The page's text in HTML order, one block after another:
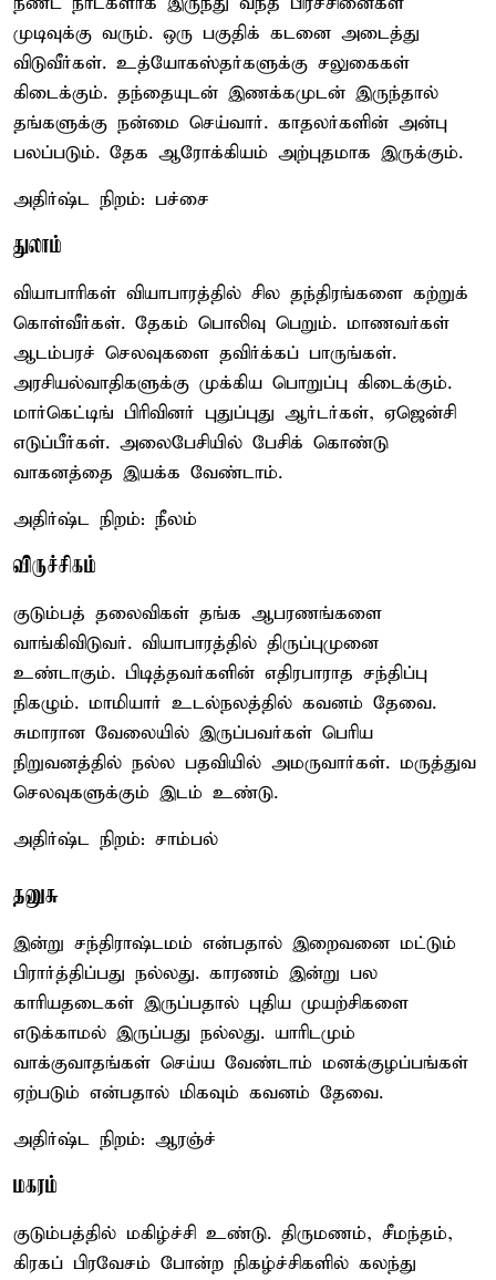
முடிவுக்கு வரும். ஒரு பகுதிக் கடனை அடைத்து
விடுவீர்கள். உத்யோகஸ்தர்களுக்கு சலுகைகள்
கிடைக்கும். தந்தையுடன் இணக்கமுடன் இருந்தால்
தங்களுக்கு நன்மை செய்வார். காதலர்களின் அன்பு
பலப்படும். தேக ஆரோக்கியம் அற்புதமாக இருக்கும்.
அதிர்ஷ்ட நிறம்: பச்சை
துலாம்
வியாபாரிகள் வியாபாரத்தில் சில தந்திரங்களை கற்றுக்
கொள்வீர்கள். தேகம் பொலிவு பெறும். மாணவர்கள்
ஆடம்பரச் செலவுகளை தவிர்க்கப் பாருங்கள்.
அரசியல்வாதிகளுக்கு முக்கிய பொறுப்பு கிடைக்கும்.
மார்கெட்டிங் பிரிவினர் புதுப்புது ஆர்டர்கள், ஏஜென்சி
எடுப்பீர்கள். அலைபேசியில் பேசிக் கொண்டு
வாகனத்தை இயக்க வேண்டாம்.
அதிர்ஷ்ட நிறம்: நீலம்
விருச்சிகம்
குடும்பத் தலைவிகள் தங்க ஆபரணங்களை
வாங்கிவிடுவர். வியாபாரத்தில் திருப்புமுனை
உண்டாகும். பிடித்தவர்களின் எதிரபாராத சந்திப்பு
நிகழும். மாமியார் உடல்நலத்தில் கவனம் தேவை.
சுமாரான வேலையில் இருப்பவர்கள் பெரிய
நிறுவனத்தில் நல்ல பதவியில் அமருவார்கள். மருத்துவ
செலவுகளுக்கும் இடம் உண்டு.
அதிர்ஷ்ட நிறம்: சாம்பல்
தனுசு
இன்று சந்திராஷ்டமம் என்பதால் இறைவனை மட்டும்
பிரார்த்திப்பது நல்லது. காரணம் இன்று பல
காரியதடைகள் இருப்பதால் புதிய முயற்சிகளை
எடுக்காமல் இருப்பது நல்லது. யாரிடமும்
வாக்குவாதங்கள் செய்ய வேண்டாம் மனக்குழப்பங்கள்
ஏற்படும் என்பதால் மிகவும் கவனம் தேவை.
அதிர்ஷ்ட நிறம்: ஆரஞ்ச்
மகரம்
குடும்பத்தில் மகிழ்ச்சி உண்டு. திருமணம், சீமந்தம்,
கிரகப் பிரவேசம் போன்ற நிகழ்ச்சிகளில் கலந்து